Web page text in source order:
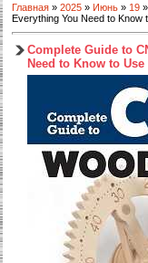
Главная » 2025 » Июнь » 19
Everything You Need to Know
Complete Guide to
Need to Know to Use